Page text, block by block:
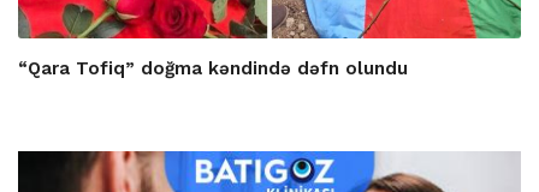
“Qara Tofiq” doğma kəndində dəfn olundu